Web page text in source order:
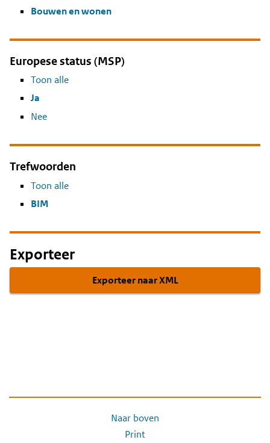
Bouwen en wonen
Europese status (MSP)
Toon alle
Ja
Nee
Trefwoorden
Toon alle
BIM
Exporteer
Exporteer naar XML
Naar boven
Print